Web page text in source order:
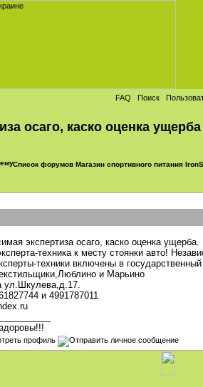
FAQ Поиск
осаго, каско оценка ущерба
Список форумов Магазин спортивного питания
экспертиза осаго, каско оценка
техника к месту стоянки авто!
техники включены в
и Марьино
ул.Шкулева,д.17.
и 4991787011